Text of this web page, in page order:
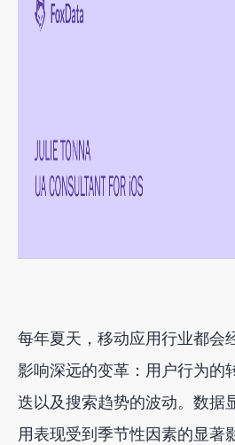
每年夏天，移动应用行业都会
影响深远的变革：用户行为的
迭以及搜索趋势的波动。数据
用表现受到季节性因素的显著